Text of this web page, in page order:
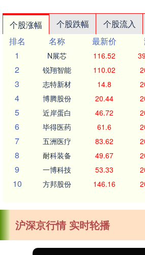
个股涨幅 个股跌幅 个股流入
排名
名称 最新价
1
N展芯 116.52
2 锐翔智能 110.02
3 志特新材 14.8
4 博腾股份 20.44
5 近岸蛋白 46.72
6 毕得医药 61.6
7 五洲医疗 83.62
8 耐科装备 49.67
9 一博科技 53.33
10 方邦股份 146.16
沪深京行情 实时轮播